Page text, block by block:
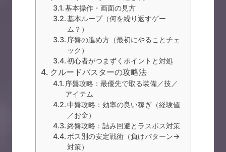
基本操作・画面の見方
基本ループ（何を繰り返すゲー
ム？）
序盤の進め方（最初にやることチェ
ック）
初心者がつまずくポイントと対処
クルードバスターの攻略法
序盤攻略：最優先で取る装備／技／
アイテム
中盤攻略：効率の良い稼ぎ（経験値
／お金）
終盤攻略：詰み回避とラスボス対策
ボス別の安定戦術（負けパターン→
対策）